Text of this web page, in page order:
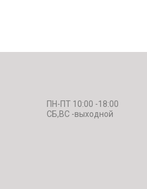
ПН-ПТ 10:00 -18:00
СБ,ВС -выходной